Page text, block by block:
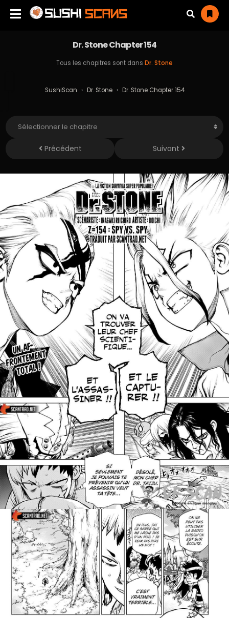
Dr. Stone Chapter 154
Tous les chapitres sont dans Dr. Stone
SushiScan › Dr. Stone › Dr. Stone Chapter 154
Précédent Suivant